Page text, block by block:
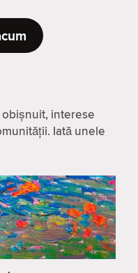
interese
Iată unele